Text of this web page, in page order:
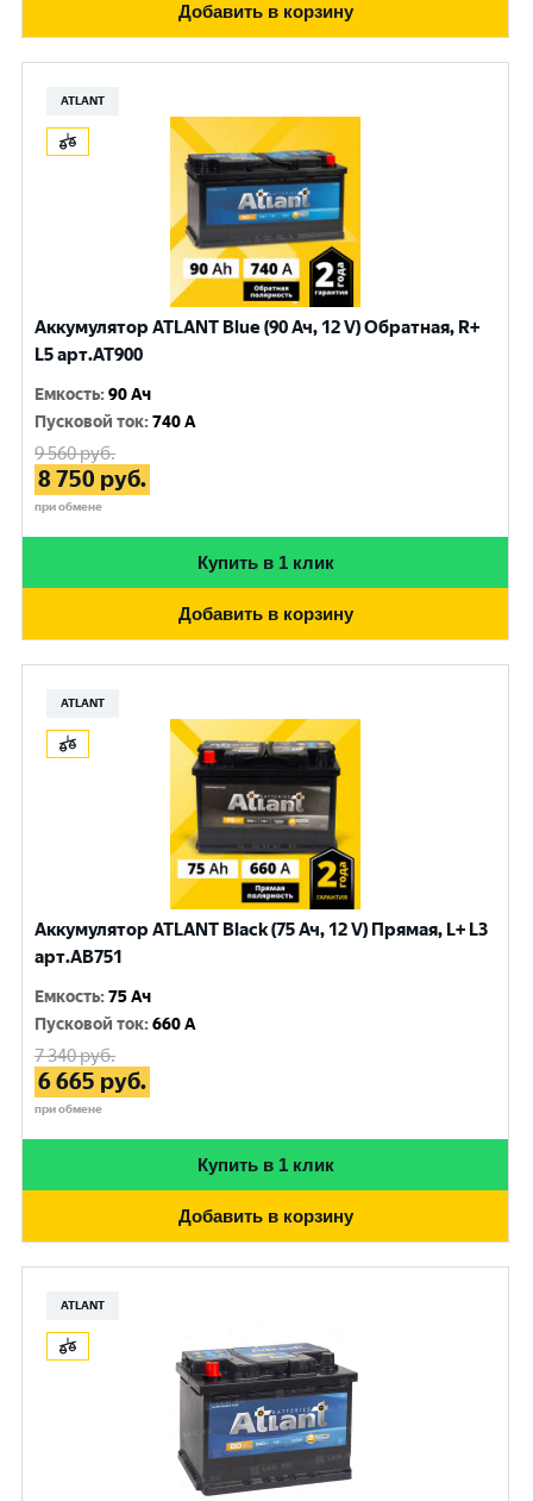
Добавить в корзину
ATLANT
Аккумулятор ATLANT Blue (90 Ач, 12 V) Обратная, R+
L5 арт.AT900
Емкость:90 Ач
Пусковой ток:740 A
9 560руб.
8 750 руб.
при обмене
Купить в 1 клик
Добавить в корзину
ATLANT
Аккумулятор ATLANT Black (75 Ач, 12 V) Прямая, L+ L3
арт.AB751
Емкость:75 Ач
Пусковой ток:660 A
7 340руб.
6 665 руб.
при обмене
Купить в 1 клик
Добавить в корзину
ATLANT